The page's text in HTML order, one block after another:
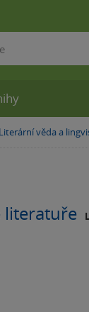
»
Literární věda a
literatuře